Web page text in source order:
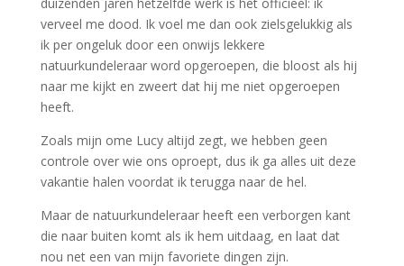
verveel me dood. Ik voel me dan ook zielsgelukkig als
ik per ongeluk door een onwijs lekkere
natuurkundeleraar word opgeroepen, die bloost als hij
naar me kijkt en zweert dat hij me niet opgeroepen
heeft.
Zoals mijn ome Lucy altijd zegt, we hebben geen
controle over wie ons oproept, dus ik ga alles uit deze
vakantie halen voordat ik terugga naar de hel.
Maar de natuurkundeleraar heeft een verborgen kant
die naar buiten komt als ik hem uitdaag, en laat dat
nou net een van mijn favoriete dingen zijn.